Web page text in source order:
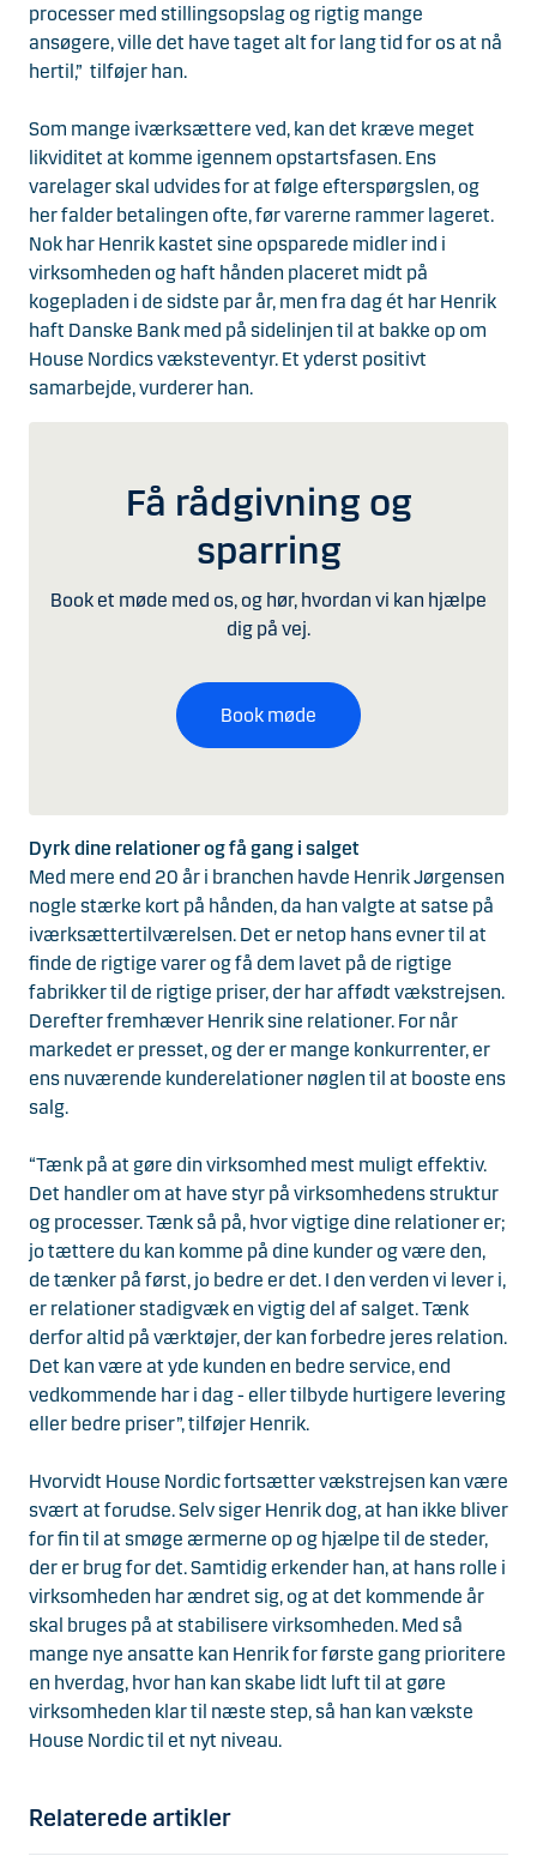
processer med stillingsopslag og rigtig mange
ansøgere, ville det have taget alt for lang tid for os at nå
hertil,” tilføjer han.
Som mange iværksættere ved, kan det kræve meget
likviditet at komme igennem opstartsfasen. Ens
varelager skal udvides for at følge efterspørgslen, og
her falder betalingen ofte, før varerne rammer lageret.
Nok har Henrik kastet sine opsparede midler ind i
virksomheden og haft hånden placeret midt på
kogepladen i de sidste par år, men fra dag ét har Henrik
haft Danske Bank med på sidelinjen til at bakke op om
House Nordics væksteventyr. Et yderst positivt
samarbejde, vurderer han.
Få rådgivning og
sparring
Book et møde med os, og hør, hvordan vi kan hjælpe
dig på vej.
Book møde
Dyrk dine relationer og få gang i salget
Med mere end 20 år i branchen havde Henrik Jørgensen
nogle stærke kort på hånden, da han valgte at satse på
iværksættertilværelsen. Det er netop hans evner til at
finde de rigtige varer og få dem lavet på de rigtige
fabrikker til de rigtige priser, der har affødt vækstrejsen.
Derefter fremhæver Henrik sine relationer. For når
markedet er presset, og der er mange konkurrenter, er
ens nuværende kunderelationer nøglen til at booste ens
salg.
“Tænk på at gøre din virksomhed mest muligt effektiv.
Det handler om at have styr på virksomhedens struktur
og processer. Tænk så på, hvor vigtige dine relationer er;
jo tættere du kan komme på dine kunder og være den,
de tænker på først, jo bedre er det. I den verden vi lever i,
er relationer stadigvæk en vigtig del af salget. Tænk
derfor altid på værktøjer, der kan forbedre jeres relation.
Det kan være at yde kunden en bedre service, end
vedkommende har i dag - eller tilbyde hurtigere levering
eller bedre priser”, tilføjer Henrik.
Hvorvidt House Nordic fortsætter vækstrejsen kan være
svært at forudse. Selv siger Henrik dog, at han ikke bliver
for fin til at smøge ærmerne op og hjælpe til de steder,
der er brug for det. Samtidig erkender han, at hans rolle i
virksomheden har ændret sig, og at det kommende år
skal bruges på at stabilisere virksomheden. Med så
mange nye ansatte kan Henrik for første gang prioritere
en hverdag, hvor han kan skabe lidt luft til at gøre
virksomheden klar til næste step, så han kan vækste
House Nordic til et nyt niveau.
Relaterede artikler